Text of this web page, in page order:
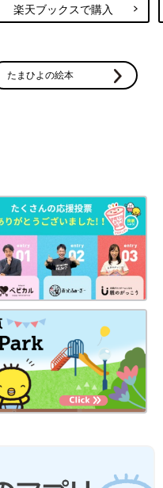
楽天ブックスで購入
たまひよの絵本